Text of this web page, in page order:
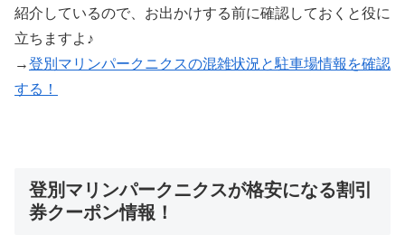
紹介しているので、お出かけする前に確認しておくと役に
立ちますよ♪
→登別マリンパークニクスの混雑状況と駐車場情報を確認
する！
登別マリンパークニクスが格安になる割引
券クーポン情報！